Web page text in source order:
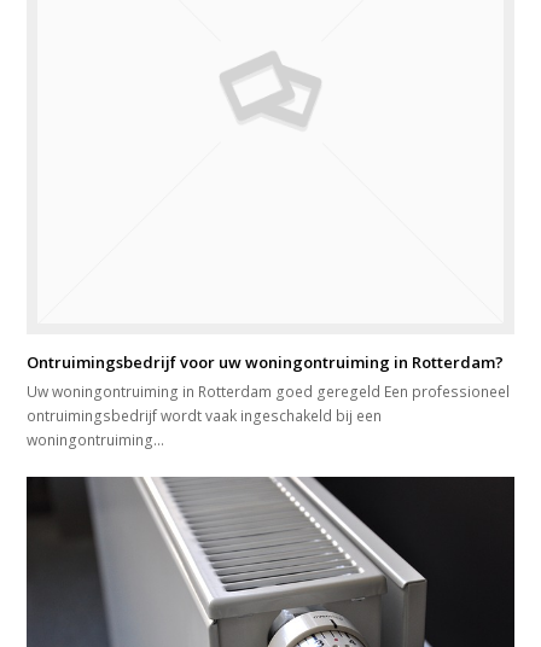
Ontruimingsbedrijf voor uw woningontruiming in Rotterdam?
Uw woningontruiming in Rotterdam goed geregeld Een professioneel
ontruimingsbedrijf wordt vaak ingeschakeld bij een
woningontruiming…